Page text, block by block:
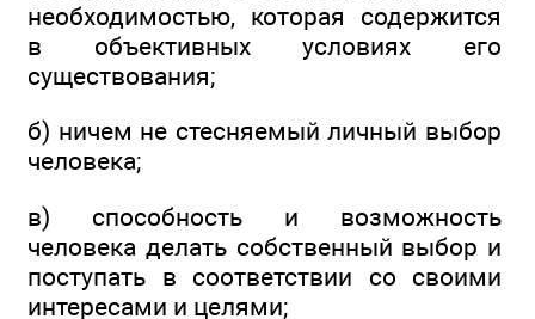
необходимостью, которая содержится
в объективных условиях его
существования;
б) ничем не стесняемый личный выбор
человека;
в) способность и возможность
человека делать собственный выбор и
поступать в соответствии со своими
интересами и целями;